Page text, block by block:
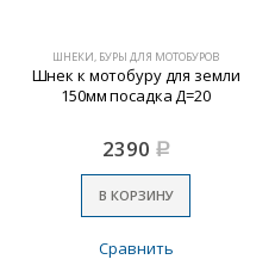
ШНЕКИ, БУРЫ ДЛЯ МОТОБУРОВ
Шнек к мотобуру для земли
150мм посадка Д=20
2390 Р
В КОРЗИНУ
Сравнить